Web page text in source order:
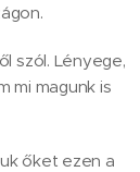
szól. Lényege,
mi magunk is
őket ezen a